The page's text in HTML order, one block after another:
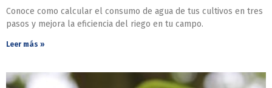
Conoce como calcular el consumo de agua de tus cultivos en tres
pasos y mejora la eficiencia del riego en tu campo.
Leer más »